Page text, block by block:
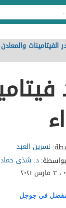
الفيتامينات والمعادن
نسرين العبد
د. شذى حماد
في جوجل